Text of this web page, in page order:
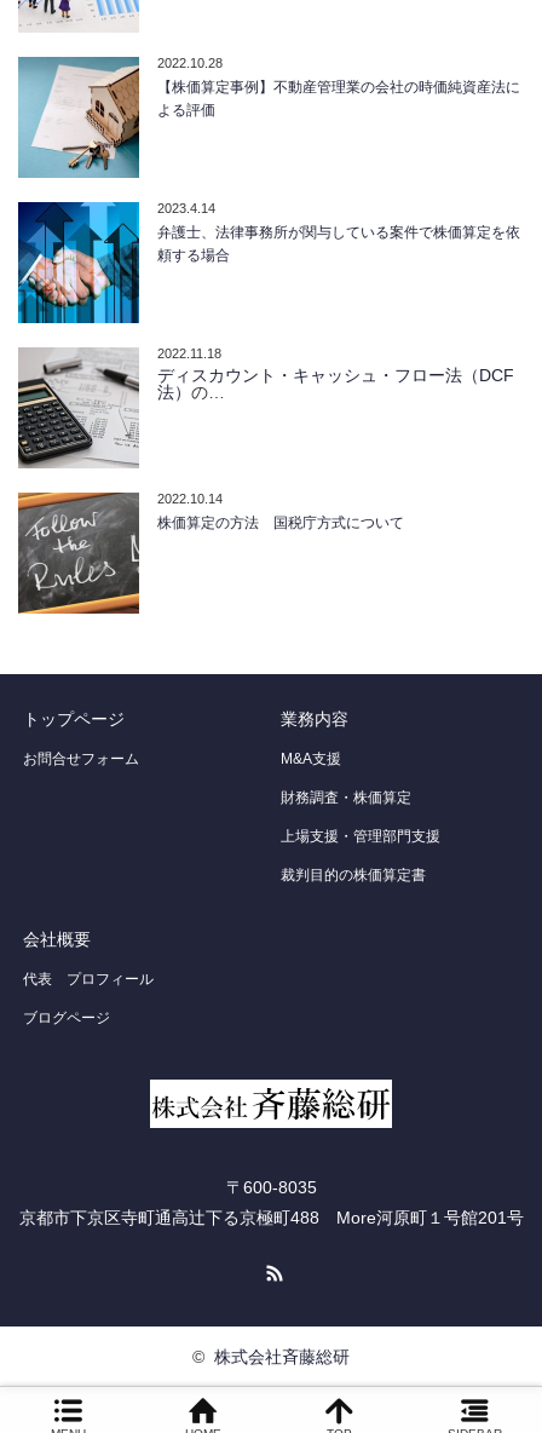
2022.10.28
【株価算定事例】不動産管理業の会社の時価純資産法に
よる評価
2023.4.14
弁護士、法律事務所が関与している案件で株価算定を依
頼する場合
2022.11.18
ディスカウント・キャッシュ・フロー法（DCF
法） の…
2022.10.14
株価算定の方法 国税庁方式について
トップページ
お問合せフォーム
業務内容
M&A支援
財務調査・株価算定
上場支援・管理部門支援
裁判目的の株価算定書
会社概要
代表 プロフィール
ブログページ
〒600-8035
京都市下京区寺町通高辻下る京極町488 More河原町１号館201号
© 株式会社斉藤総研